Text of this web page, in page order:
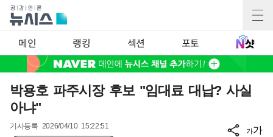
메인 랭킹 섹션 포토
박용호 파주시장 후보 "임대료 대납? 사실
아냐"
기사등록 2026/04/10 15:22:51
가가